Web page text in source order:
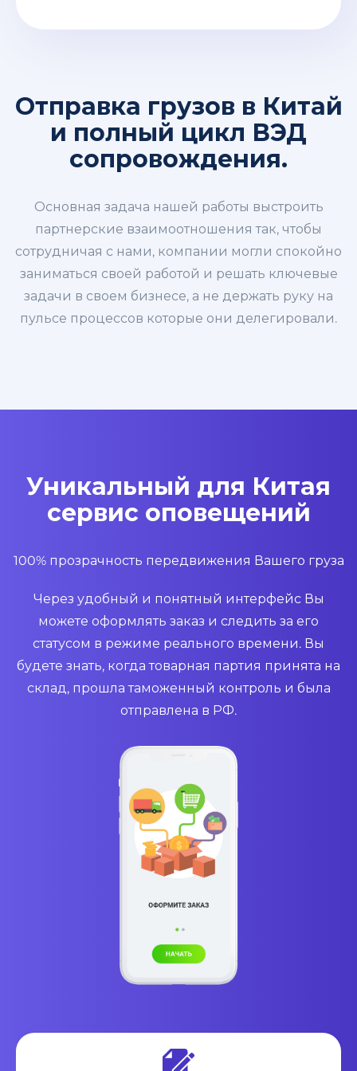
Отправка грузов в Китай
и полный цикл ВЭД
сопровождения.
Основная задача нашей работы выстроить
партнерские взаимоотношения так, чтобы
сотрудничая с нами, компании могли спокойно
заниматься своей работой и решать ключевые
задачи в своем бизнесе, а не держать руку на
пульсе процессов которые они делегировали.
Уникальный для Китая
сервис оповещений
100% прозрачность передвижения Вашего груза
Через удобный и понятный интерфейс Вы
можете оформлять заказ и следить за его
статусом в режиме реального времени. Вы
будете знать, когда товарная партия принята на
склад, прошла таможенный контроль и была
отправлена в РФ.